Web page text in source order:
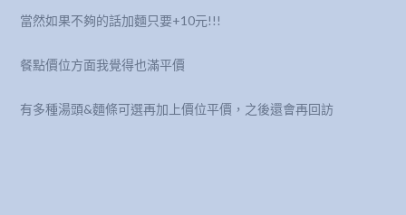
當然如果不夠的話加麵只要+10元!!!
餐點價位方面我覺得也滿平價
有多種湯頭&麵條可選再加上價位平價，之後還會再回訪